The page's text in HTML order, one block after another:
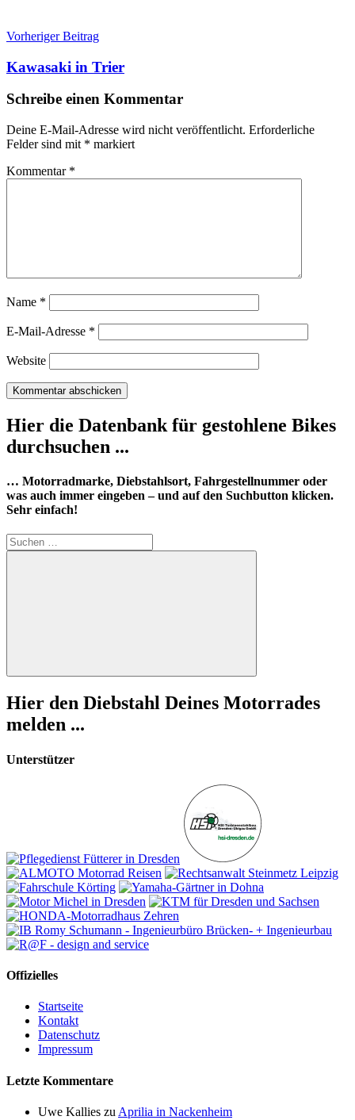
Beitragsnavigation
Vorheriger Beitrag
Kawasaki in Trier
Schreibe einen Kommentar
Deine E-Mail-Adresse wird nicht veröffentlicht. Erforderliche
Felder sind mit * markiert
Kommentar *
Name *
E-Mail-Adresse *
Website
Hier die Datenbank für gestohlene Bikes
durchsuchen ...
… Motorradmarke, Diebstahlsort, Fahrgestellnummer oder
was auch immer eingeben – und auf den Suchbutton klicken.
Sehr einfach!
Suchen
nach:
Suchen
Hier den Diebstahl Deines Motorrades
melden ...
Unterstützer
Offizielles
Startseite
Kontakt
Datenschutz
Impressum
Letzte Kommentare
Uwe Kallies zu Aprilia in Nackenheim